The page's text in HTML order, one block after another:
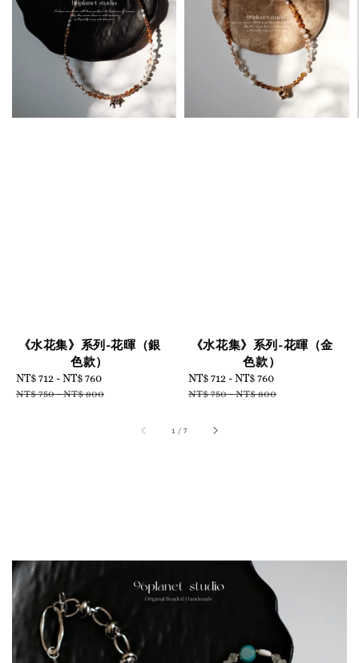
《水花集》系列-花暉（銀
色款）
Sale
price
NT$ 712 -NT$ 760
NT$ 750-NT$ 800
《水花集》系列-花暉（金
色款）
Sale
price
NT$ 712 -NT$ 760
NT$ 750-NT$ 800
1 /7